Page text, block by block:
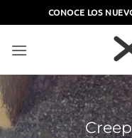
al
contenido
CONOCE LOS